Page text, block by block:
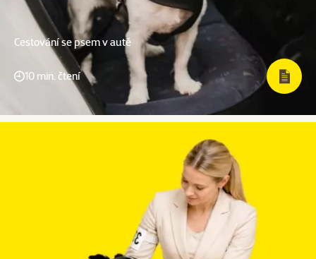
Cestování se psem v autě
10 min. čtení